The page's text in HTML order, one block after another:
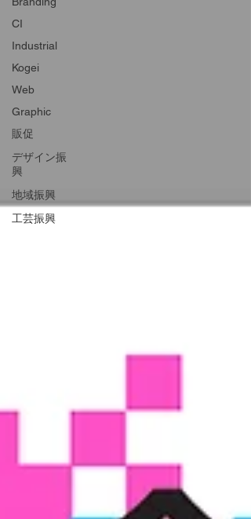
CI
Industrial
Kogei
Web
Graphic
販促
デザイン振
興
地域振興
工芸振興